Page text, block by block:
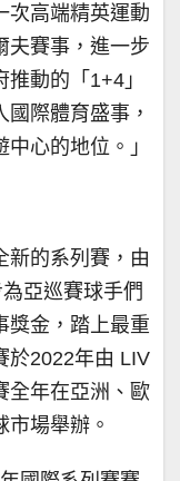
次高端精英運動
夫賽事，進一步
動的「1+4」
際體育盛事，
心的地位。」
新的系列賽，由
亞巡賽球手們
獎金，踏上最重
於2022年由 LIV
全年在亞洲、歐
場舉辦。